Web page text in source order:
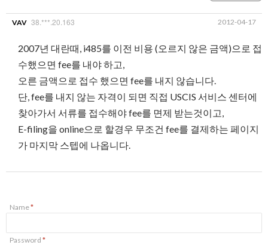
VAV 38.***.20.163 2012-04-17
2007년 대란때, i485를 이전 비용 (오르지 않은 금액)으로 접
수했으면 fee를 내야 하고,
오른 금액으로 접수 했으면 fee를 내지 않습니다.
단, fee를 내지 않는 자격이 되면 직접 USCIS 서비스 센터에
찾아가서 서류를 접수해야 fee를 면제 받는것이고,
E-filing을 online으로 할경우 무조건 fee를 결제하는 페이지
가 마지막 스텝에 나옵니다.
Name*
Password *